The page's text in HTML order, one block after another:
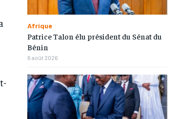
LOMEBOUGEINFO
NOUVELLE D’AFRIQUE
LEDEFENSEURINFO
228FOOT
ACTU LOMÉ
LOMEBOUGEINFO
NOUVELLE D’AFRIQUE
LEDEFENSEURINFO
228FOOT
ACTU LOMÉ
LOMEBOUGEINFO
NOUVELLE D’AFRIQUE
LEDEFENSEURINFO
228FOOT
ACTU LOMÉ
LOMEBOUGEINFO
NOUVELLE D’AFRIQUE
LEDEFENSEURINFO
228FOOT
ACTU LOMÉ
Afrique
Patrice Talon élu président du Sénat du
Bénin
6 août 2026